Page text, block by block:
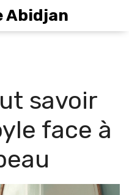
Abidjan
savoir
face à